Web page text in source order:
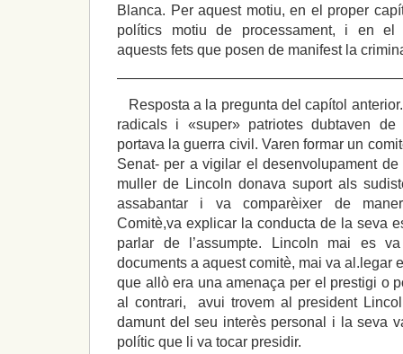
Blanca. Per aquest motiu, en el proper
polítics motiu de processament, i en el
aquests fets que posen de manifest la
Resposta a la pregunta del capítol
radicals i «super» patriotes dubtaven
portava la guerra civil. Varen formar un
Senat- per a vigilar el desenvolupament
muller de Lincoln donava suport als
assabantar i va comparèixer de
Comitè,va explicar la conducta de la seva
parlar de l’assumpte. Lincoln mai es
documents a aquest comitè, mai va al.legar
que allò era una amenaça per el prestigi o
al contrari, avui trovem al president
damunt del seu interès personal i la seva
polític que li va tocar presidir.